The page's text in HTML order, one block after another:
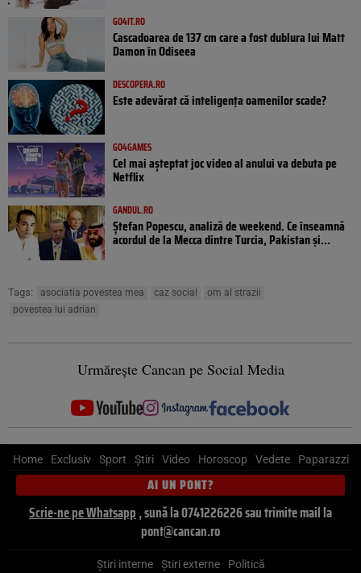
GO4IT.RO
Cascadoarea de 137 cm care a fost dublura lui Matt
Damon în Odiseea
DESCOPERA.RO
Este adevărat că inteligența oamenilor scade?
GO4GAMES
Cel mai așteptat joc video al anului va debuta pe
Netflix
GANDUL.RO
Ștefan Popescu, analiză de weekend. Ce înseamnă
acordul de la Mecca dintre Turcia, Pakistan şi...
Tags: asociatia povestea mea caz social
om al strazii
povestea lui adrian
Urmărește Cancan pe Social Media
Home Exclusiv Sport Știri Video Horoscop Vedete Paparazzi
AI UN PONT?
Scrie-ne pe Whatsapp, sună la 0741226226 sau trimite mail la
pont@cancan.ro
Știri interne Știri externe
Politică